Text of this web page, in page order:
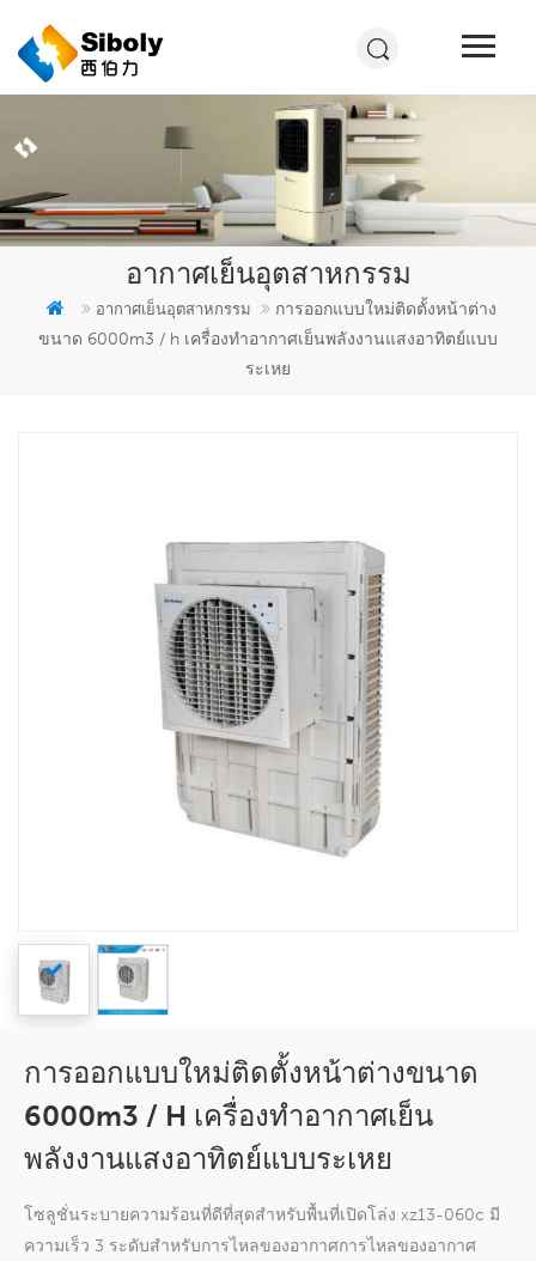
อากาศเย็นอุตสาหกรรม
อากาศเย็นอุตสาหกรรม
การออกแบบใหม่ติดตั้งหน้าต่าง
ขนาด 6000m3 / h เครื่องทำอากาศเย็นพลังงานแสงอาทิตย์แบบ
ระเหย
การออกแบบใหม่ติดตั้งหน้าต่างขนาด
6000m3 / H เครื่องทำอากาศเย็น
พลังงานแสงอาทิตย์แบบระเหย
โซลูชั่นระบายความร้อนที่ดีที่สุดสำหรับพื้นที่เปิดโล่ง xz13-060c มี
ความเร็ว 3 ระดับสำหรับการไหลของอากาศการไหลของอากาศ